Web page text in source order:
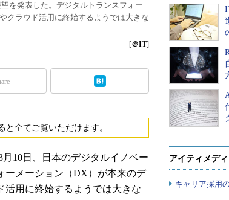
Master of IP Network
Security & Trust
Test & Tools
Insider.NET
を発表した。デジタルトランスフォー
クラウド活用に終始するようでは大きな
[＠IT]
と全てご覧いただけます。
10日、日本のデジタルイノベー
ーメーション（DX）が本来のデ
活用に終始するようでは大きな
アイティメデ
キャリア採用